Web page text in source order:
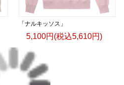
「ナルキッソス」
5,100円(税込5,610円)